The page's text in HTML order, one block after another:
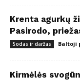
Krenta agurkų
Pasirodo,
Sodas ir daržas Baltoji
Kirmėlės